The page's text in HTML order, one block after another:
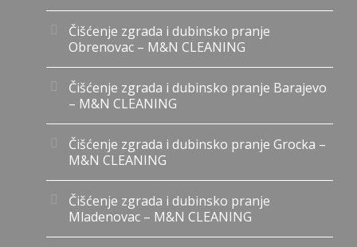
Čišćenje zgrada i dubinsko pranje
Obrenovac – M&N CLEANING
Čišćenje zgrada i dubinsko pranje Barajevo
– M&N CLEANING
Čišćenje zgrada i dubinsko pranje Grocka –
M&N CLEANING
Čišćenje zgrada i dubinsko pranje
Mladenovac – M&N CLEANING